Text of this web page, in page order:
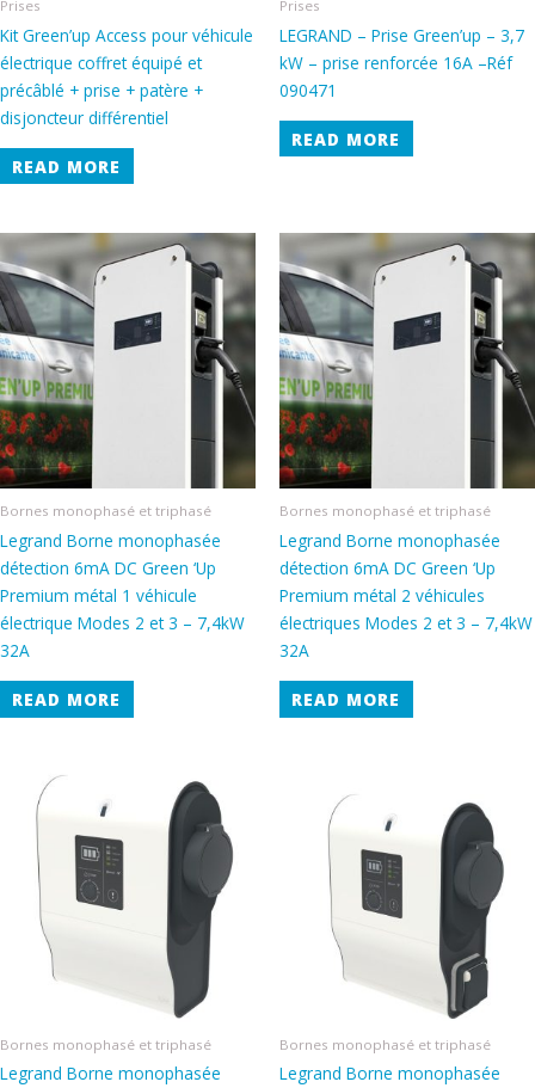
Prises
Kit Green’up Access pour véhicule
électrique coffret équipé et
précâblé + prise + patère +
disjoncteur différentiel
READ MORE
Prises
LEGRAND – Prise Green’up – 3,7
kW – prise renforcée 16A –Réf
090471
READ MORE
Bornes monophasé et triphasé
Legrand Borne monophasée
détection 6mA DC Green ‘Up
Premium métal 1 véhicule
électrique Modes 2 et 3 – 7,4kW
32A
READ MORE
Bornes monophasé et triphasé
Legrand Borne monophasée
détection 6mA DC Green ‘Up
Premium métal 2 véhicules
électriques Modes 2 et 3 – 7,4kW
32A
READ MORE
Bornes monophasé et triphasé
Legrand Borne monophasée
Bornes monophasé et triphasé
Legrand Borne monophasée